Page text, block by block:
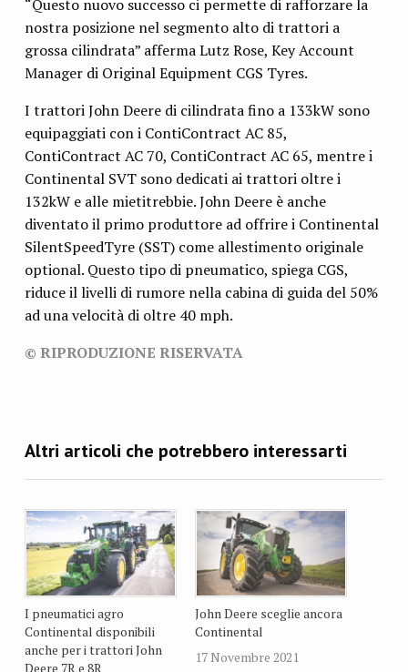
“Questo nuovo successo ci permette di rafforzare la
nostra posizione nel segmento alto di trattori a
grossa cilindrata” afferma Lutz Rose, Key Account
Manager di Original Equipment CGS Tyres.
I trattori John Deere di cilindrata fino a 133kW sono
equipaggiati con i ContiContract AC 85,
ContiContract AC 70, ContiContract AC 65, mentre i
Continental SVT sono dedicati ai trattori oltre i
132kW e alle mietitrebbie. John Deere è anche
diventato il primo produttore ad offrire i Continental
SilentSpeedTyre (SST) come allestimento originale
optional. Questo tipo di pneumatico, spiega CGS,
riduce il livelli di rumore nella cabina di guida del 50%
ad una velocità di oltre 40 mph.
© RIPRODUZIONE RISERVATA
I pneumatici agro
Continental disponibili
anche per i trattori John
Deere 7R e 8R
John Deere sceglie ancora
Continental
17 Novembre 2021